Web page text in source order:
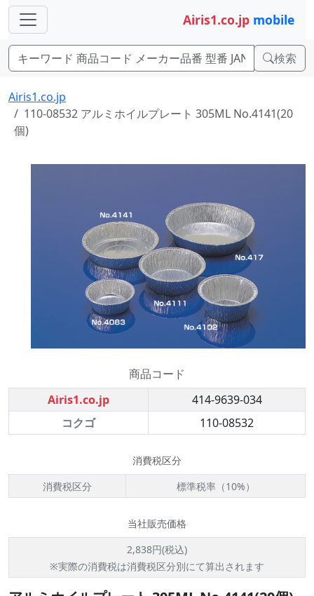
Airis1.co.jp mobile
検索
Airis1.co.jp
110-08532 アルミホイルプレート 305ML No.4141(20
個)
商品コード
Airis1.co.jp
414-9639-034
コクゴ
110-08532
消費税区分
消費税区分
標準税率（10%）
当社販売価格
2,838円(税込)
※実際の消費税は消費税区分別にて算出されます